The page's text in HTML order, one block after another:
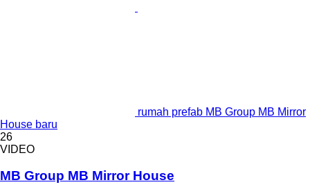
rumah prefab MB Group MB Mirror
House baru
26
VIDEO
MB Group MB Mirror House